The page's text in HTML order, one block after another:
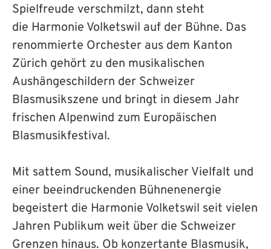
DEUTSCH
Spielfreude verschmilzt, dann steht
die Harmonie Volketswil auf der Bühne. Das
renommierte Orchester aus dem Kanton
Zürich gehört zu den musikalischen
Aushängeschildern der Schweizer
Blasmusikszene und bringt in diesem Jahr
frischen Alpenwind zum Europäischen
Blasmusikfestival.
Mit sattem Sound, musikalischer Vielfalt und
einer beeindruckenden Bühnenenergie
begeistert die Harmonie Volketswil seit vielen
Jahren Publikum weit über die Schweizer
Grenzen hinaus. Ob konzertante Blasmusik,